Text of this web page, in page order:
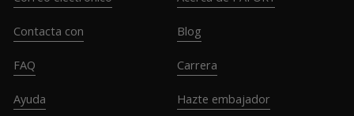
Contacta con
FAQ
Ayuda
Blog
Carrera
Hazte embajador